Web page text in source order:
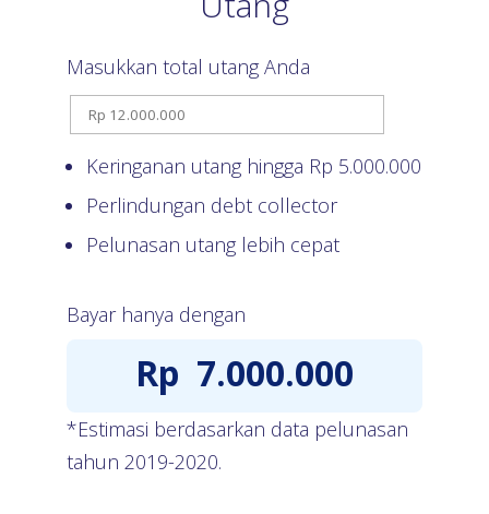
Masukkan total utang Anda
Keringanan utang hingga Rp 5.000.000
Perlindungan debt collector
Pelunasan utang lebih cepat
Bayar hanya dengan
Rp 7.000.000
*Estimasi berdasarkan data pelunasan
tahun 2019-2020.